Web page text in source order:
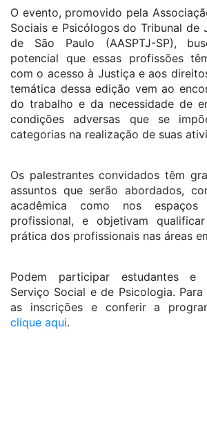
O evento, promovido pela
Sociais e Psicólogos do Tribunal de
de São Paulo (AASPTJ-SP),
potencial que essas profissões
com o acesso à Justiça e aos
temática dessa edição vem ao
do trabalho e da necessidade de
condições adversas que se
categorias na realização de suas
Os palestrantes convidados têm
assuntos que serão abordados,
acadêmica como nos espaços
profissional, e objetivam
prática dos profissionais nas áreas
Podem participar estudantes e
Serviço Social e de Psicologia.
as inscrições e conferir a
clique aqui.